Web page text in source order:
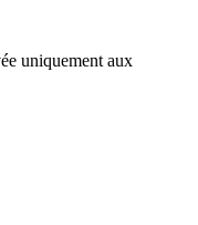
uniquement aux